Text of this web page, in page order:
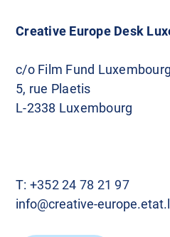
Creative Europe Desk
c/o Film Fund Luxembourg
5, rue Plaetis
L-2338 Luxembourg
T: +352 24 78 21 97
info@creative-